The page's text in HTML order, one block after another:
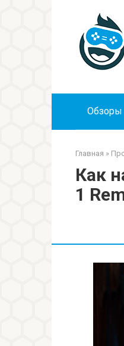
Обзоры
Главная »
Как
1